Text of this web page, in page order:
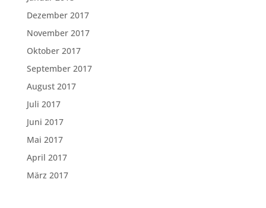
Dezember 2017
November 2017
Oktober 2017
September 2017
August 2017
Juli 2017
Juni 2017
Mai 2017
April 2017
März 2017